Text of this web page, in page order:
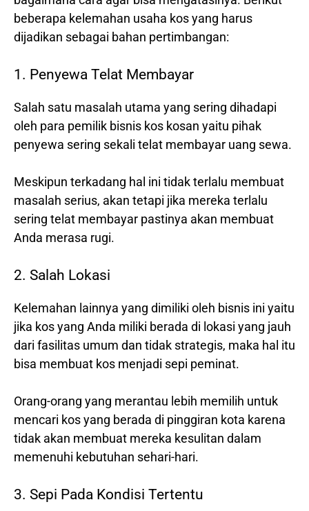
beberapa kelemahan usaha kos yang harus
dijadikan sebagai bahan pertimbangan:
1. Penyewa Telat Membayar
Salah satu masalah utama yang sering dihadapi
oleh para pemilik bisnis kos kosan yaitu pihak
penyewa sering sekali telat membayar uang sewa.
Meskipun terkadang hal ini tidak terlalu membuat
masalah serius, akan tetapi jika mereka terlalu
sering telat membayar pastinya akan membuat
Anda merasa rugi.
2. Salah Lokasi
Kelemahan lainnya yang dimiliki oleh bisnis ini yaitu
jika kos yang Anda miliki berada di lokasi yang jauh
dari fasilitas umum dan tidak strategis, maka hal itu
bisa membuat kos menjadi sepi peminat.
Orang-orang yang merantau lebih memilih untuk
mencari kos yang berada di pinggiran kota karena
tidak akan membuat mereka kesulitan dalam
memenuhi kebutuhan sehari-hari.
3. Sepi Pada Kondisi Tertentu